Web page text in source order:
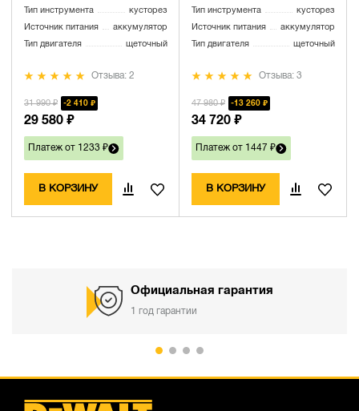
Тип инструмента кусторез
Источник питания аккумулятор
Тип двигателя щеточный
Отзыва: 2
31 990 ₽ 2 410 ₽
29 580 ₽
Платеж от 1233 ₽
В КОРЗИНУ
Тип инструмента кусторез
Источник питания аккумулятор
Тип двигателя щеточный
Отзыва: 3
47 980 ₽ 13 260 ₽
34 720 ₽
Платеж от 1447 ₽
В КОРЗИНУ
Официальная гарантия
1 год гарантии